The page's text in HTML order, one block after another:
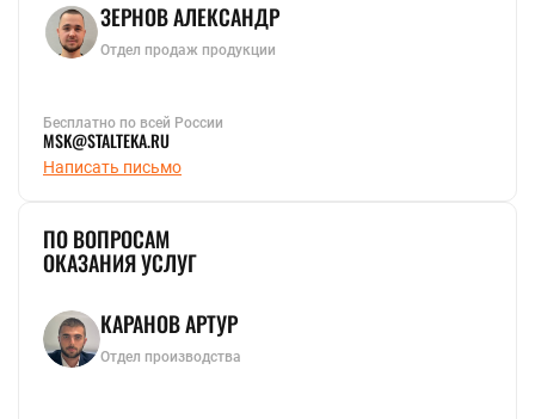
ЗЕРНОВ АЛЕКСАНДР
Отдел продаж продукции
Бесплатно по всей России
MSK@STALTEKA.RU
Написать письмо
ПО ВОПРОСАМ
ОКАЗАНИЯ УСЛУГ
КАРАНОВ АРТУР
Отдел производства